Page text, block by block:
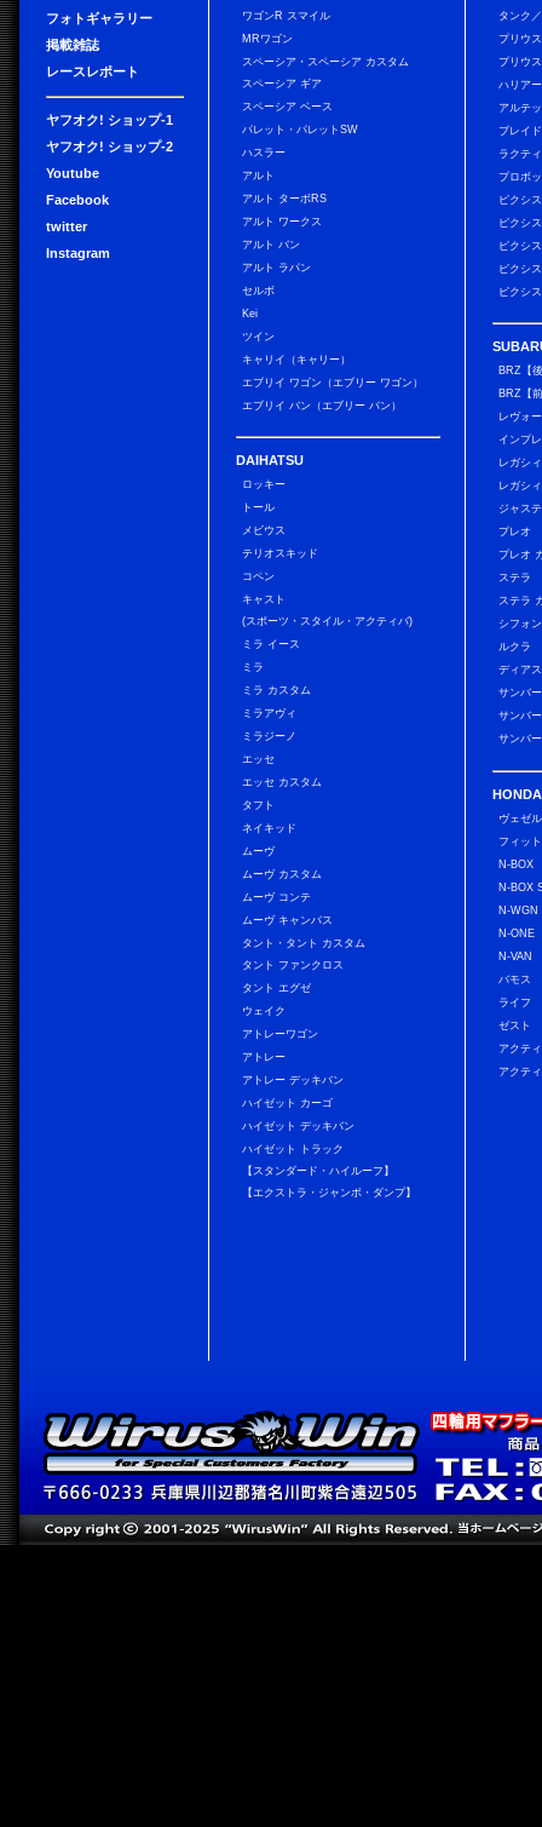
フォトギャラリー
掲載雑誌
レースレポート
ヤフオク! ショップ-1
ヤフオク! ショップ-2
Youtube
Facebook
twitter
Instagram
ワゴンR スマイル
MRワゴン
スペーシア・スペーシア カスタム
スペーシア ギア
スペーシア ベース
パレット・パレットSW
ハスラー
アルト
アルト ターボRS
アルト ワークス
アルト バン
アルト ラパン
セルボ
Kei
ツイン
キャリイ（キャリー）
エブリイ ワゴン（エブリー ワゴン）
エブリイ バン（エブリー バン）
DAIHATSU
ロッキー
トール
メビウス
テリオスキッド
コペン
キャスト
(スポーツ・スタイル・アクティバ)
ミラ イース
ミラ
ミラ カスタム
ミラアヴィ
ミラジーノ
エッセ
エッセ カスタム
タフト
ネイキッド
ムーヴ
ムーヴ カスタム
ムーヴ コンテ
ムーヴ キャンバス
タント・タント カスタム
タント ファンクロス
タント エグゼ
ウェイク
アトレーワゴン
アトレー
アトレー デッキバン
ハイゼット カーゴ
ハイゼット デッキバン
ハイゼット トラック
【スタンダード・ハイルーフ】
【エクストラ・ジャンボ・ダンプ】
タンク
プリウス
プリウ
ハリアー
アルテ
ブレイド
ラクテ
プロボ
ピクシ
ピクシ
ピクシ
ピクシ
ピクシ
BRZ【
BRZ【
レヴォ
インプ
レガシ
レガシ
ジャス
プレオ
プレオ
ステラ
ステラ
シフォ
ルクラ
ディア
サンバ
サンバ
サンバ
HONDA
ヴェゼル
フィット
N-BOX
N-BOX
N-WGN
N-ONE
N-VAN
バモス
ライフ
ゼスト
アクテ
アクテ